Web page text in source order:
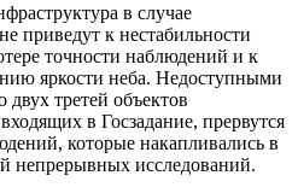
в случае
приведут к нестабильности
точности наблюдений и к
яркости неба. Недоступными
двух третей объектов
в Госзадание, прервутся
которые накапливались в
непрерывных исследований.